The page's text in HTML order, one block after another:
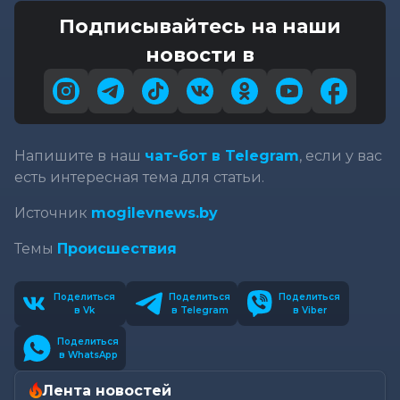
Подписывайтесь на наши
новости в
Напишите в наш чат-бот в Telegram, если у вас
есть интересная тема для статьи.
Источник mogilevnews.by
Темы Происшествия
Поделиться
в Vk
Поделиться
в Telegram
Поделиться
в Viber
Поделиться
в WhatsApp
Лента новостей